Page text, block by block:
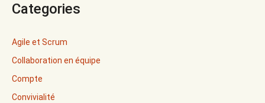
Categories
Agile et Scrum
Collaboration en équipe
Compte
Convivialité